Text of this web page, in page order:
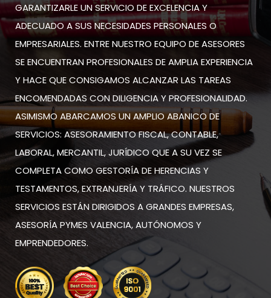
GARANTIZARLE UN SERVICIO DE EXCELENCIA Y
ADECUADO A SUS NECESIDADES PERSONALES O
EMPRESARIALES. ENTRE NUESTRO EQUIPO DE ASESORES
SE ENCUENTRAN PROFESIONALES DE AMPLIA EXPERIENCIA
Y HACE QUE CONSIGAMOS ALCANZAR LAS TAREAS
ENCOMENDADAS CON DILIGENCIA Y PROFESIONALIDAD.
ASIMISMO ABARCAMOS UN AMPLIO ABANICO DE
SERVICIOS: ASESORAMIENTO FISCAL, CONTABLE,
LABORAL, MERCANTIL, JURÍDICO QUE A SU VEZ SE
COMPLETA COMO GESTORÍA DE HERENCIAS Y
TESTAMENTOS, EXTRANJERÍA Y TRÁFICO. NUESTROS
SERVICIOS ESTÁN DIRIGIDOS A GRANDES EMPRESAS,
ASESORÍA PYMES VALENCIA, AUTÓNOMOS Y
EMPRENDEDORES.